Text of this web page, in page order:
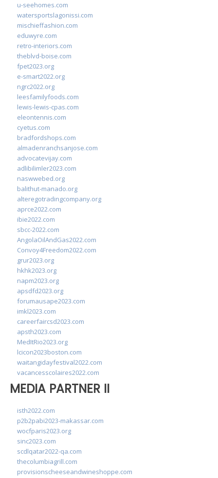
u-seehomes.com
watersportslagonissi.com
mischieffashion.com
eduwyre.com
retro-interiors.com
theblvd-boise.com
fpet2023.org
e-smart2022.org
ngrc2022.org
leesfamilyfoods.com
lewis-lewis-cpas.com
eleontennis.com
cyetus.com
bradfordshops.com
almadenranchsanjose.com
advocatevijay.com
adlibilimler2023.com
naswwebed.org
balithut-manado.org
alteregotradingcompany.org
aprce2022.com
ibie2022.com
sbcc-2022.com
AngolaOilAndGas2022.com
Convoy4Freedom2022.com
grur2023.org
hkhk2023.org
napm2023.org
apsdfd2023.org
forumausape2023.com
imkl2023.com
careerfaircsd2023.com
apsth2023.com
MedItRio2023.org
lcicon2023boston.com
waitangidayfestival2022.com
vacancesscolaires2022.com
MEDIA PARTNER II
isth2022.com
p2b2pabi2023-makassar.com
wocfparis2023.org
sinc2023.com
scdlqatar2022-qa.com
thecolumbiagrill.com
provisionscheeseandwineshoppe.com